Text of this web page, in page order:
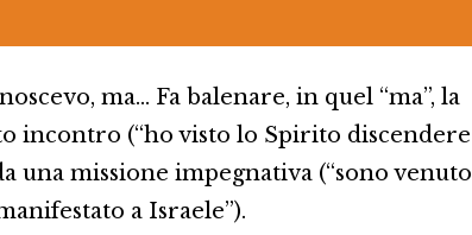
ma… Fa balenare, in quel “ma”, la
incontro (“ho visto lo Spirito discendere
una missione impegnativa (“sono venuto
a Israele”).